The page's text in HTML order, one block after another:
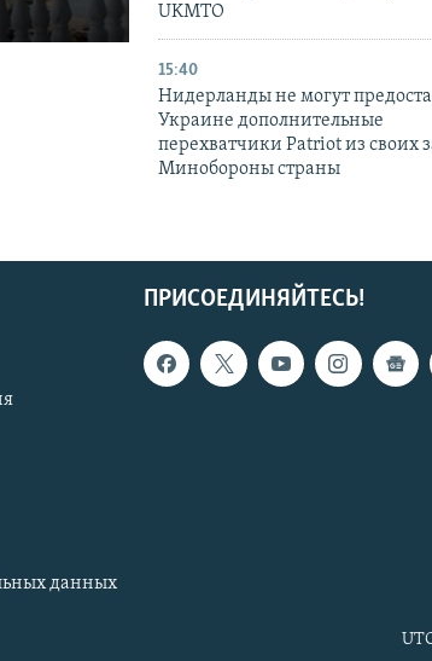
UKMTO
15:40
Нидерланды не могут
Украине дополнительные
перехватчики Patriot из своих
Минобороны страны
ПРИСОЕДИНЯЙТЕСЬ!
данных